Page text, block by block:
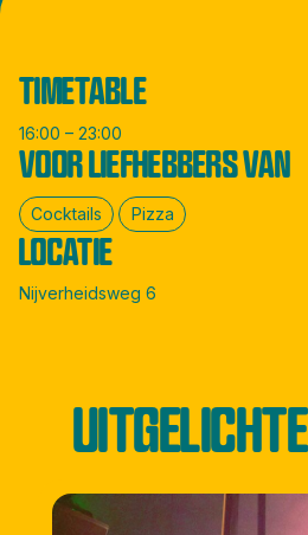
TIMETABLE
16:00 – 23:00
VOOR LIEFHEBBERS VAN
Cocktails Pizza
LOCATIE
Nijverheidsweg 6